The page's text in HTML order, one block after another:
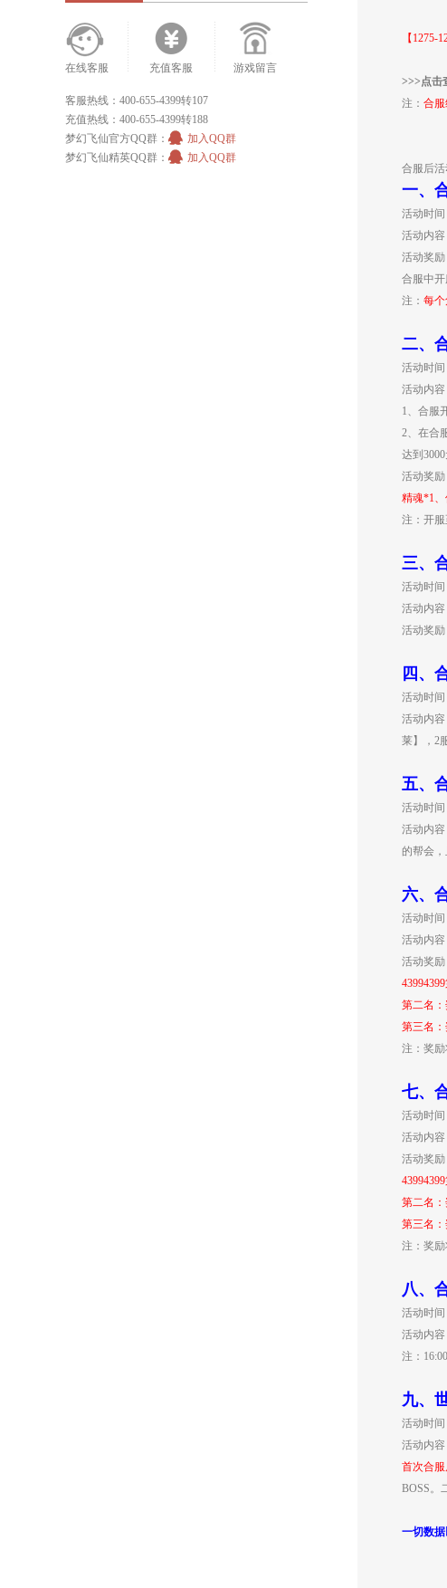
在线客服 充值客服 游戏留言
客服热线：400-655-4399转107
充值热线：400-655-4399转188
梦幻飞仙官方QQ群：
加入QQ群
梦幻飞仙精英QQ群：
加入QQ群
【1275-
>>>点击
注： 合
合服后活
一、
活动时间
活动内
活动奖
合服中
注： 每个
二、
活动时间
活动内容
1、合服
2、在合
达到
活动奖励
精魂*1
注：开
三、
活动时间
活动内容
活动奖励
四、
活动时间
活动内
莱】，2
五、
活动时间
活动内
的帮会
六、
活动时间
活动内容
活动奖励
第二名
第三名
注：奖
七、
活动时间
活动内容
活动奖励
第二名
第三名
注：奖
八、
活动时间
活动内容
注：
九、
活动时
活动内容
首次合服
BOSS。
一切数